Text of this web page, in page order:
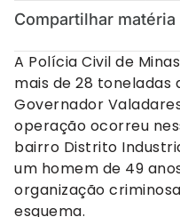
Compartilhar matéria
A Polícia Civil de
mais de 28 toneladas
Governador
operação ocorreu
bairro Distrito
um homem de 49
organização
esquema.